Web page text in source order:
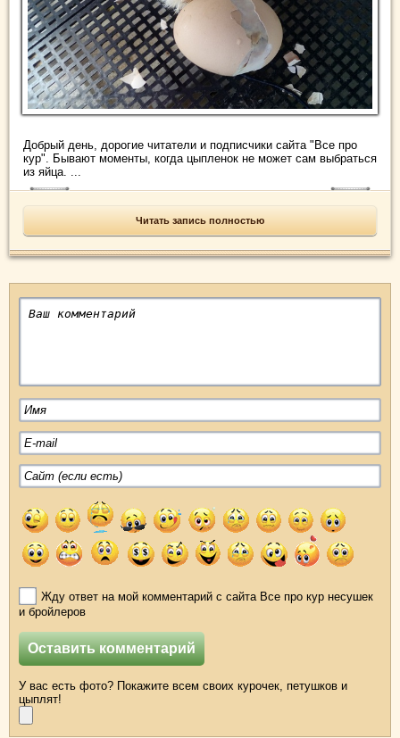
Добрый день, дорогие читатели и подписчики сайта "Все про
кур". Бывают моменты, когда цыпленок не может сам выбраться
из яйца. ...
Читать запись полностью
Жду ответ на мой комментарий с сайта Все про кур несушек
и бройлеров
У вас есть фото? Покажите всем своих курочек, петушков и
цыплят!